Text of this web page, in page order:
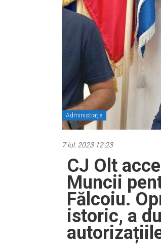
Administrație
7 iul. 2023 12:23
CJ Olt
Muncii
Fălcoiu.
istoric, a